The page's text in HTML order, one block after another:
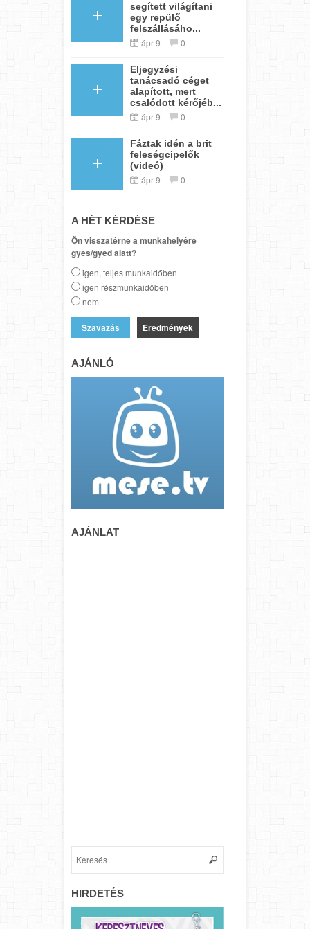
segített világítani
egy repülő
felszállásáho...
ápr 9 0
Eljegyzési
tanácsadó céget
alapított, mert
csalódott kérőjéb...
ápr 9 0
Fáztak idén a brit
feleségcipelők
(videó)
ápr 9 0
A HÉT KÉRDÉSE
Ön visszatérne a munkahelyére
gyes/gyed alatt?
igen, teljes munkaidőben
igen részmunkaidőben
nem
Eredmények
AJÁNLÓ
AJÁNLAT
HIRDETÉS